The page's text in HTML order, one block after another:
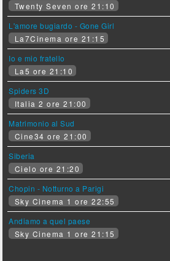
Twenty Seven ore 21:10
L'amore bugiardo - Gone Girl
La7Cinema ore 21:15
Io e mio fratello
La5 ore 21:10
Spiders 3D
Italia 2 ore 21:00
Matrimonio al Sud
Cine34 ore 21:00
Siberia
Cielo ore 21:20
Chopin - Notturno a Parigi
Sky Cinema 1 ore 22:55
Andiamo a quel paese
Sky Cinema 1 ore 21:15